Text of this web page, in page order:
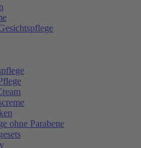
ohne Parabene